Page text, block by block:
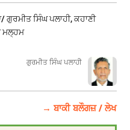
ਸਿੰਘ ਪਲਾਹੀ, ਕਹਾਣੀ
ਮਲ੍ਹਮ
ਗੁਰਮੀਤ ਸਿੰਘ ਪਲਾਹੀ
→ ਬਾਕੀ ਬਲੌਗਜ਼ / ਲੇਖ